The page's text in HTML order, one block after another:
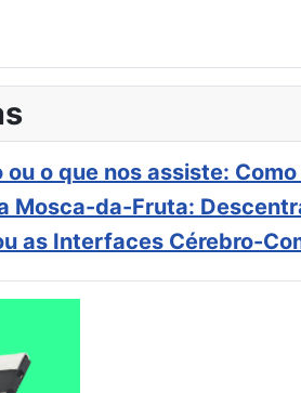
o que nos assiste:
Mosca-da-Fruta:
as Interfaces Cérebro-